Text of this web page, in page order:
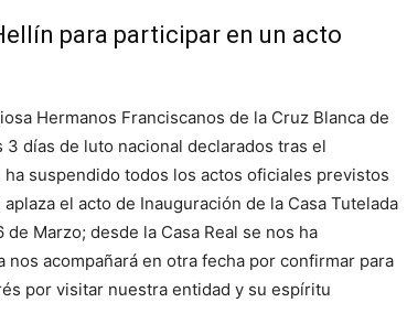
para participar en un acto
Hermanos Franciscanos de la Cruz Blanca de
días de luto nacional declarados tras el
suspendido todos los actos oficiales previstos
el acto de Inauguración de la Casa Tutelada
Marzo; desde la Casa Real se nos ha
nos acompañará en otra fecha por confirmar para
por visitar nuestra entidad y su espíritu